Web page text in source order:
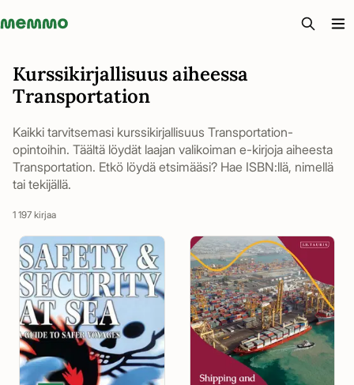
Memmo - AI-verktyg och digital kurslitteratur
Kurssikirjallisuus aiheessa
Transportation
Kaikki tarvitsemasi kurssikirjallisuus Transportation-
opintoihin. Täältä löydät laajan valikoiman e-kirjoja aiheesta
Transportation. Etkö löydä etsimääsi? Hae ISBN:llä, nimellä
tai tekijällä.
1 197 kirjaa